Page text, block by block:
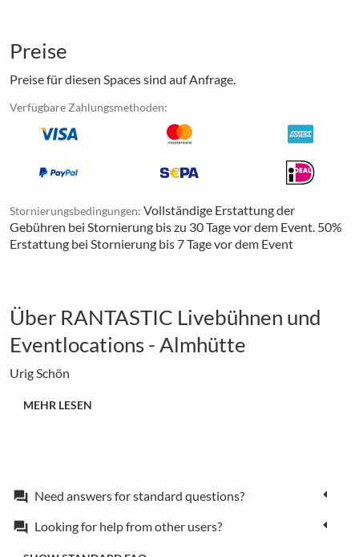
Preise
Preise für diesen Spaces sind auf Anfrage.
Verfügbare Zahlungsmethoden:
Stornierungsbedingungen: Vollständige Erstattung der
Gebühren bei Stornierung bis zu 30 Tage vor dem Event. 50%
Erstattung bei Stornierung bis 7 Tage vor dem Event
Über RANTASTIC Livebühnen und
Eventlocations - Almhütte
Urig Schön
MEHR LESEN
forum Need answers for standard questions?
forum Looking for help from other users?